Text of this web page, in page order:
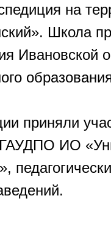
на
Школа
Ивановской
приняли
ИО